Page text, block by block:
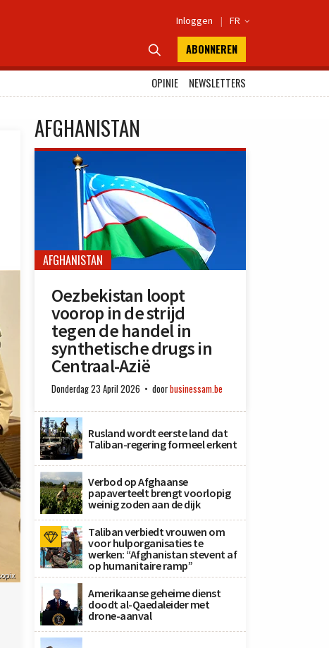
Inloggen | FR 
 ABONNEREN
OPINIE
NEWSLETTERS
AFGHANISTAN
AFGHANISTAN
Oezbekistan loopt
voorop in de strijd
tegen de handel in
synthetische drugs in
Centraal-Azië
Donderdag 23 April 2026 doorbusinessam.be
Rusland wordt eerste land dat
Taliban-regering formeel erkent
Verbod op Afghaanse
papaverteelt brengt voorlopig
weinig zoden aan de dijk
Taliban verbiedt vrouwen om
voor hulporganisaties te
werken: “Afghanistan stevent af
op humanitaire ramp”
Amerikaanse geheime dienst
doodt al-Qaedaleider met
drone-aanval